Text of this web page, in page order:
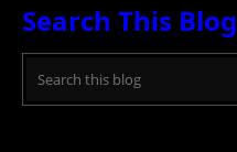
Search This Blog